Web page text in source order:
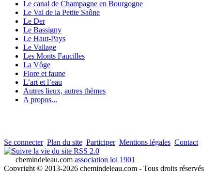
Le canal de Champagne en Bourgogne
Le Val de la Petite Saône
Le Der
Le Bassigny
Le Haut-Pays
Le Vallage
Les Monts Faucilles
La Vôge
Flore et faune
L’art et l’eau
Autres lieux, autres thèmes
A propos...
Se connecter Plan du site Participer Mentions légales Contact
RSS 2.0
chemindeleau.com association loi 1901
Copyright © 2013-2026 chemindeleau.com - Tous droits réservés